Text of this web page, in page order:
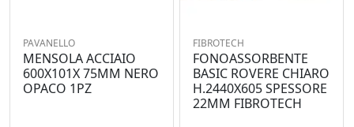
PAVANELLO
MENSOLA ACCIAIO
600X101X 75MM NERO
OPACO 1PZ
FIBROTECH
FONOASSORBENTE
BASIC ROVERE CHIARO
H.2440X605 SPESSORE
22MM FIBROTECH